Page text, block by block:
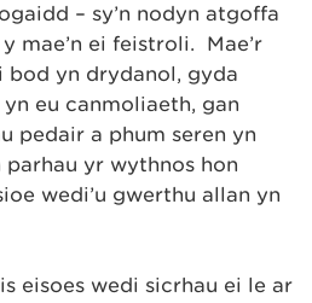
– sy’n nodyn atgoffa
mae’n ei feistroli. Mae’r
bod yn drydanol, gyda
eu canmoliaeth, gan
pedair a phum seren yn
parhau yr wythnos hon
wedi’u gwerthu allan yn
eisoes wedi sicrhau ei le ar